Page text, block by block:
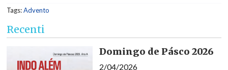
Tags:Advento
Recenti
Domingo de Pásco 2026
2/04/2026